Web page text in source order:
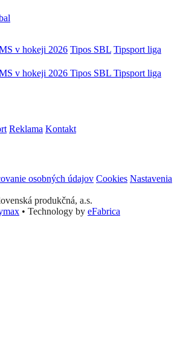
v hokeji 2026 Tipos SBL Tipsport liga
v hokeji 2026 Tipos SBL Tipsport liga
Reklama Kontakt
osobných údajov Cookies Nastavenia
produkčná, a.s.
• Technology by eFabrica